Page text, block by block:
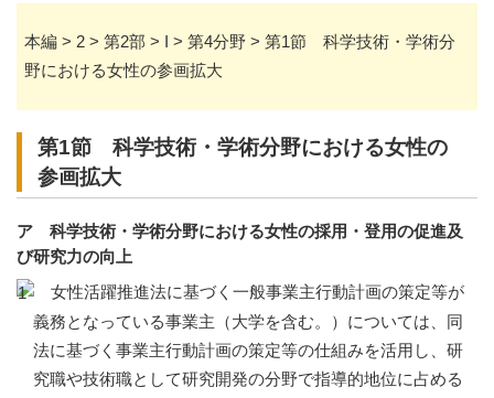
本編 > 2 > 第2部 > I > 第4分野 > 第1節 科学技術・学術分
野における女性の参画拡大
第1節 科学技術・学術分野における女性の
参画拡大
ア 科学技術・学術分野における女性の採用・登用の促進及
び研究力の向上
女性活躍推進法に基づく一般事業主行動計画の策定等が
義務となっている事業主（大学を含む。）については、同
法に基づく事業主行動計画の策定等の仕組みを活用し、研
究職や技術職として研究開発の分野で指導的地位に占める